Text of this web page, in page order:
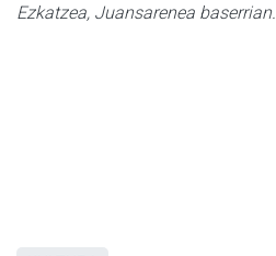
Ezkatzea, Juansarenea baserrian.